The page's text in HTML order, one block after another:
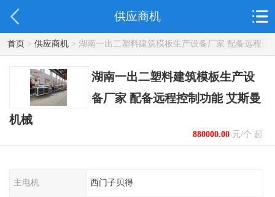
供应商机
首页> 供应商机> 湖南一出二塑料建筑模板生产设备厂家 配备远程
控制功能 艾斯曼机械
湖南一出二塑料建筑模板生产设
备厂家 配备远程控制功能 艾斯曼
机械
880000.00元/个 起
主电机 西门子贝得